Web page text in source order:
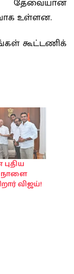
உள்ளன.
கூட்டணிக்
நாளை
விஜய்!